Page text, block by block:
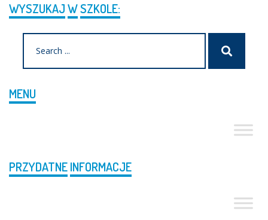
WYSZUKAJWSZKOLE:
Szukaj
MENU
PRZYDATNEINFORMACJE